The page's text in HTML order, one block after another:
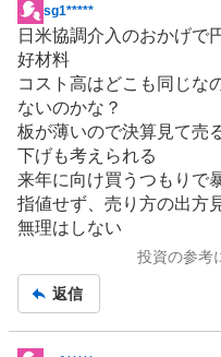
掲
示
板
記
事
sg1*****
日米協調介入のおかげで
好材料
コスト高はどこも同じな
ないのかな？
板が薄いので決算見て売
下げも考えられる
来年に向け買うつもりで
指値せず、売り方の出方
無理はしない
投資の参考
返信